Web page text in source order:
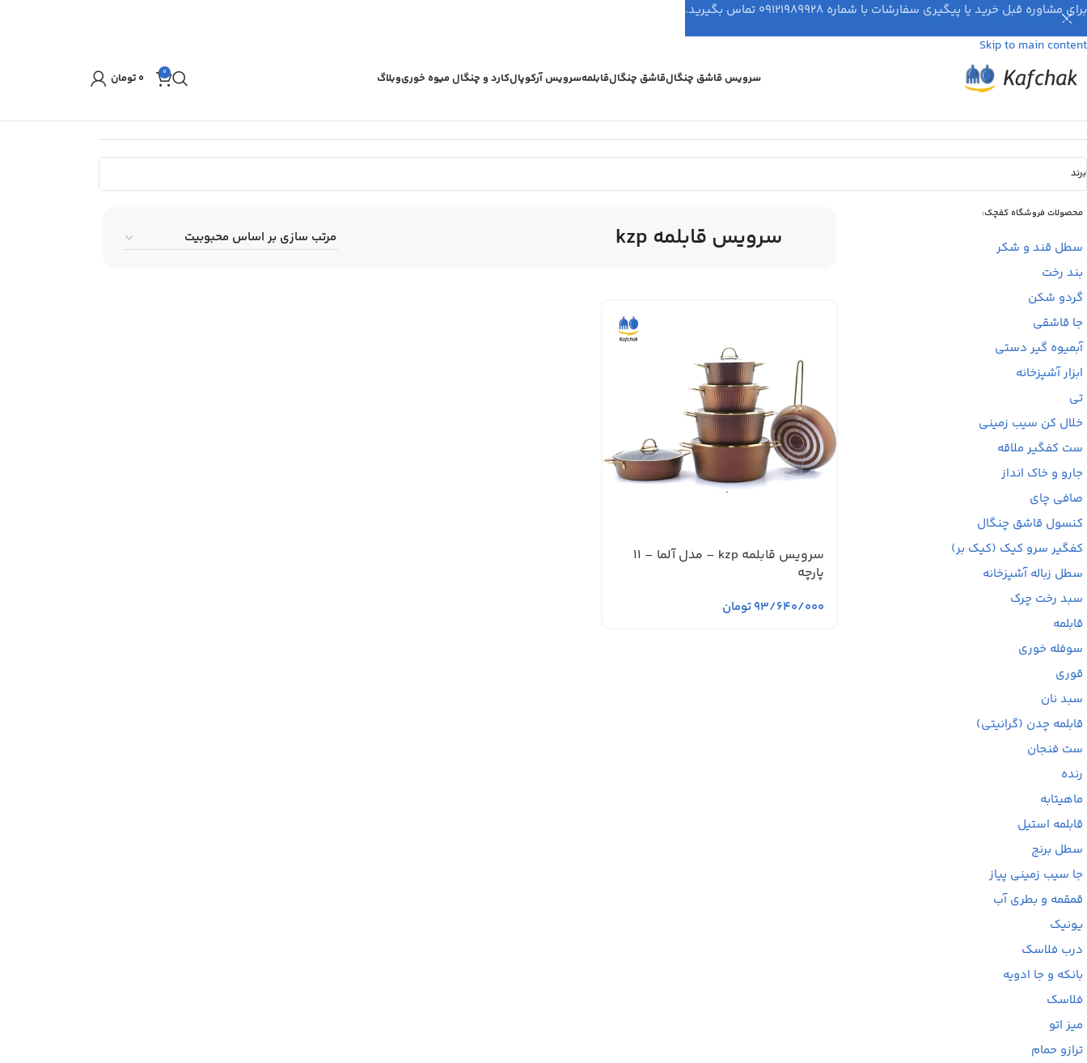
Skip to navigation
Skip to main content
سرویس قاشق چنگالقاشق چنگالقابلمهسرویس آرکوپالکارد و چنگال میوه خوریوبلاگ 0 ۰ تومان
برند
محصولات فروشگاه کفچک:
سطل قند و شکر
بند رخت
گردو شکن
جا قاشقی
آبمیوه گیر دستی
ابزار آشپزخانه
تی
خلال کن سیب زمینی
ست کفگیر ملاقه
جارو و خاک انداز
صافی چای
کنسول قاشق چنگال
کفگیر سرو کیک (کیک بر)
سطل زباله آشپزخانه
سبد رخت چرک
قابلمه
سوفله خوری
قوری
سبد نان
قابلمه چدن (گرانیتی)
ست فنجان
رنده
ماهیتابه
قابلمه استیل
سطل برنج
جا سیب زمینی پیاز
قمقمه و بطری آب
یونیک
درب فلاسک
بانکه و جا ادویه
فلاسک
میز اتو
ترازو حمام
سرویس قابلمه kzp
سرویس قابلمه kzp – مدل آلما – 11
پارچه
۹۳/۶۴۰/۰۰۰تومان
برای مشاوره قبل خرید یا پیگیری سفارشات با شماره ۰۹۱۲۱۹۸۹۹۲۸ تماس بگیرید.